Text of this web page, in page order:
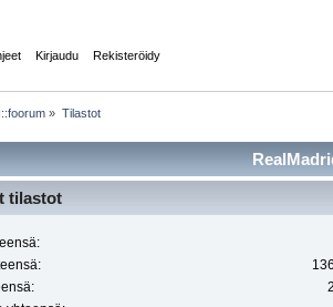
Kirjaudu Rekisteröidy
» Tilastot
tilastot